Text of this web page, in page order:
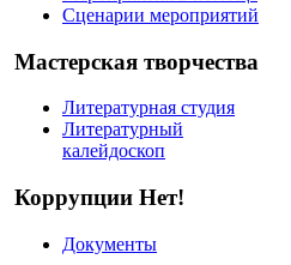
Сценарии мероприятий
Мастерская творчества
Литературная студия
Литературный
калейдоскоп
Коррупции Нет!
Документы